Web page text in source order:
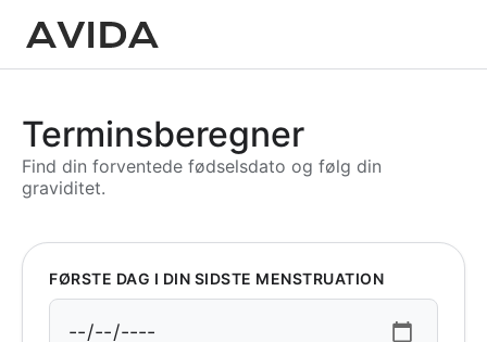
Terminsberegner
Find din forventede fødselsdato og følg din
graviditet.
FØRSTE DAG I DIN SIDSTE MENSTRUATION